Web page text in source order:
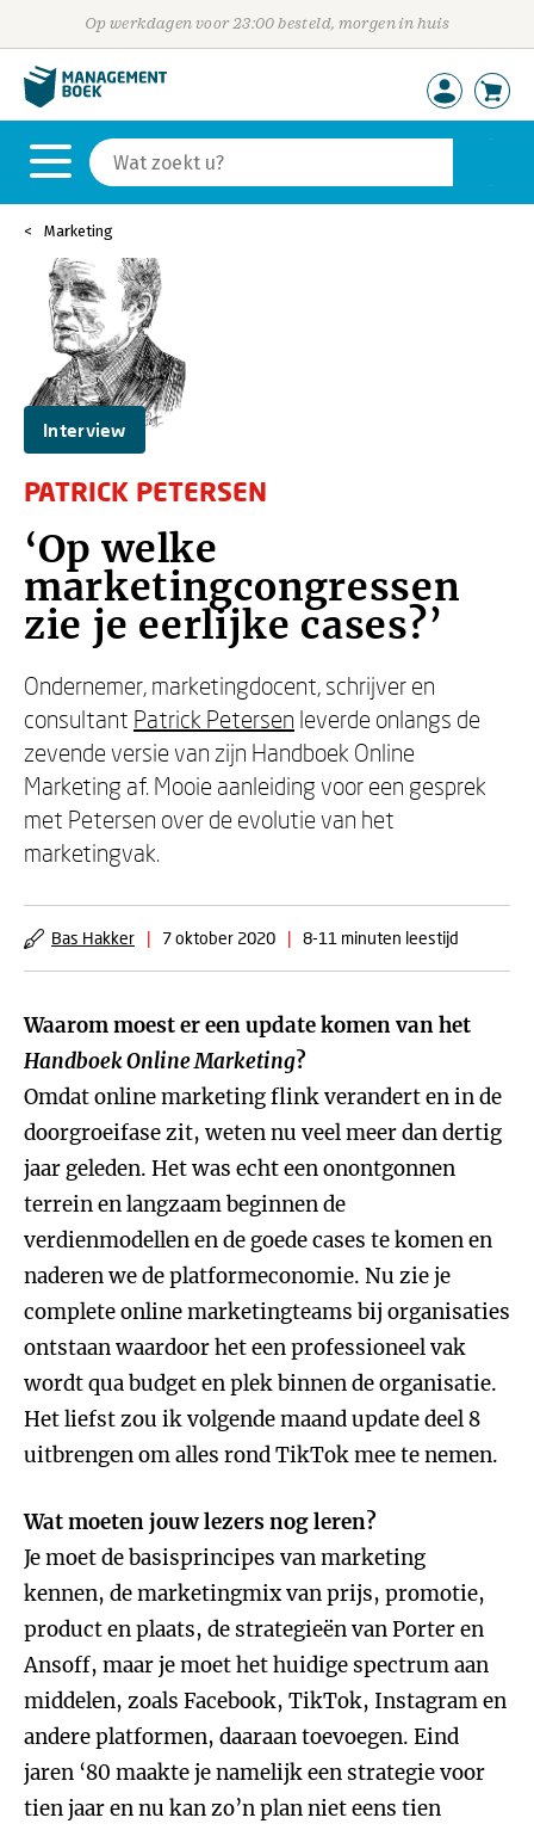
Op werkdagen voor 23:00 besteld, morgen in huis
Marketing
Interview
PATRICK PETERSEN
‘Op welke
marketingcongressen
zie je eerlijke cases?’
Ondernemer, marketingdocent, schrijver en
consultant Patrick Petersen leverde onlangs de
zevende versie van zijn Handboek Online
Marketing af. Mooie aanleiding voor een gesprek
met Petersen over de evolutie van het
marketingvak.
Bas Hakker | 7 oktober 2020 | 8-11 minuten leestijd
Waarom moest er een update komen van het
Handboek Online Marketing?
Omdat online marketing flink verandert en in de
doorgroeifase zit, weten nu veel meer dan dertig
jaar geleden. Het was echt een onontgonnen
terrein en langzaam beginnen de
verdienmodellen en de goede cases te komen en
naderen we de platformeconomie. Nu zie je
complete online marketingteams bij organisaties
ontstaan waardoor het een professioneel vak
wordt qua budget en plek binnen de organisatie.
Het liefst zou ik volgende maand update deel 8
uitbrengen om alles rond TikTok mee te nemen.
Wat moeten jouw lezers nog leren?
Je moet de basisprincipes van marketing
kennen, de marketingmix van prijs, promotie,
product en plaats, de strategieën van Porter en
Ansoff, maar je moet het huidige spectrum aan
middelen, zoals Facebook, TikTok, Instagram en
andere platformen, daaraan toevoegen. Eind
jaren ‘80 maakte je namelijk een strategie voor
tien jaar en nu kan zo’n plan niet eens tien